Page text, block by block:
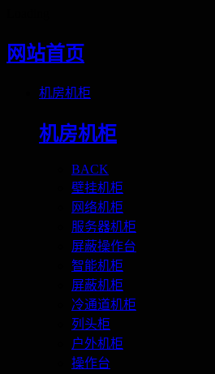
网站首页
机房机柜
机房机柜
BACK
壁挂机柜
网络机柜
服务器机柜
屏蔽操作台
智能机柜
屏蔽机柜
冷通道机柜
列头柜
户外机柜
操作台